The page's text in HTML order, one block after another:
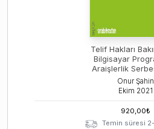
Telif Hakları
Bilgisayar
Araişlerlik
Özgür Ve Açık
Kodlu
Onur Şahin
Ekim 2021
920,00₺
Temin süresi